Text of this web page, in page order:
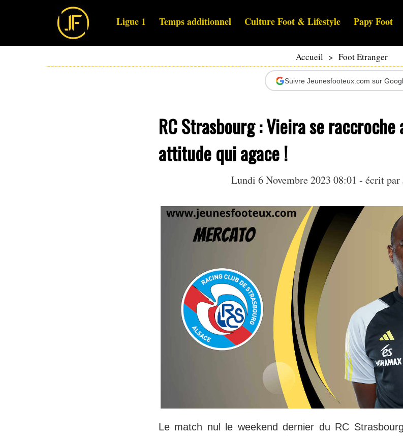
Ligue 1 Temps additionnel Culture Foot & Lifestyle Papy Foot
Accueil > Foot Etranger
Suivre Jeunesfooteux.com sur
RC Strasbourg : Vieira se raccroche
attitude qui agace !
Lundi 6 Novembre 2023 08:01 - écrit par
Le match nul le weekend dernier du RC